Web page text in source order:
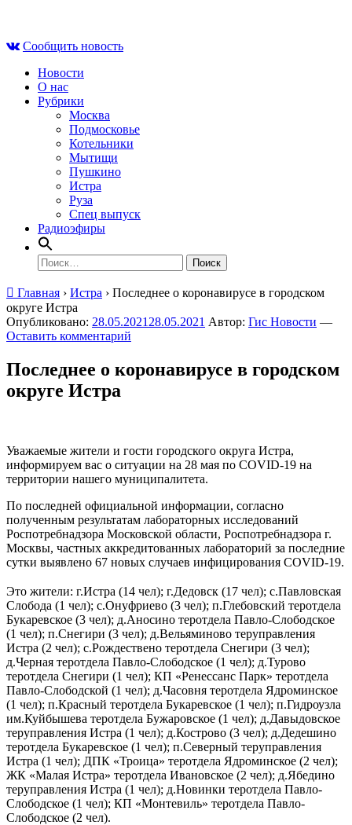
contentСообщить новость
Новости
О нас
Рубрики
Москва
Подмосковье
Котельники
Мытищи
Пушкино
Истра
Руза
Спец выпуск
Радиоэфиры
Найти:
Главная › Истра › Последнее о коронавирусе в городском
округе Истра
Опубликовано: 28.05.2021 28.05.2021 Автор: Гис Новости —
Оставить комментарий
Последнее о коронавирусе в городском
округе Истра
Уважаемые жители и гости городского округа Истра,
информируем вас о ситуации на 28 мая по COVID-19 на
территории нашего муниципалитета.
По последней официальной информации, согласно
полученным результатам лабораторных исследований
Роспотребнадзора Московской области, Роспотребнадзора г.
Москвы, частных аккредитованных лабораторий за последние
сутки выявлено 67 новых случаев инфицирования COVID-19.
Это жители: г.Истра (14 чел); г.Дедовск (17 чел); с.Павловская
Слобода (1 чел); с.Онуфриево (3 чел); п.Глебовский теротдела
Букаревское (3 чел); д.Аносино теротдела Павло-Слободское
(1 чел); п.Снегири (3 чел); д.Вельяминово теруправления
Истра (2 чел); с.Рождествено теротдела Снегири (3 чел);
д.Черная теротдела Павло-Слободское (1 чел); д.Турово
теротдела Снегири (1 чел); КП «Ренессанс Парк» теротдела
Павло-Слободской (1 чел); д.Часовня теротдела Ядроминское
(1 чел); п.Красный теротдела Букаревское (1 чел); п.Гидроузла
им.Куйбышева теротдела Бужаровское (1 чел); д.Давыдовское
теруправления Истра (1 чел); д.Кострово (3 чел); д.Дедешино
теротдела Букаревское (1 чел); п.Северный теруправления
Истра (1 чел); ДПК «Троица» теротдела Ядроминское (2 чел);
ЖК «Малая Истра» теротдела Ивановское (2 чел); д.Ябедино
теруправления Истра (1 чел); д.Новинки теротдела Павло-
Слободское (1 чел); КП «Монтевиль» теротдела Павло-
Слободское (2 чел).